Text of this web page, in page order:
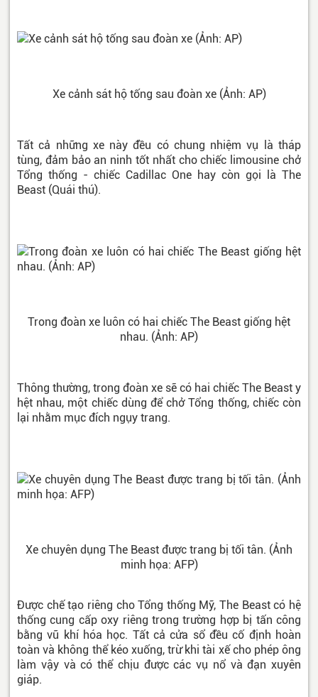
Xe cảnh sát hộ tống sau đoàn xe (Ảnh: AP)
Tất cả những xe này đều có chung nhiệm vụ là tháp
tùng, đảm bảo an ninh tốt nhất cho chiếc limousine chở
Tổng thống - chiếc Cadillac One hay còn gọi là The
Beast (Quái thú).
Trong đoàn xe luôn có hai chiếc The Beast giống hệt
nhau. (Ảnh: AP)
Thông thường, trong đoàn xe sẽ có hai chiếc The Beast y
hệt nhau, một chiếc dùng để chở Tổng thống, chiếc còn
lại nhằm mục đích ngụy trang.
Xe chuyên dụng The Beast được trang bị tối tân. (Ảnh
minh họa: AFP)
Được chế tạo riêng cho Tổng thống Mỹ, The Beast có hệ
thống cung cấp oxy riêng trong trường hợp bị tấn công
bằng vũ khí hóa học. Tất cả cửa sổ đều cố định hoàn
toàn và không thể kéo xuống, trừ khi tài xế cho phép ông
làm vậy và có thể chịu được các vụ nổ và đạn xuyên
giáp.